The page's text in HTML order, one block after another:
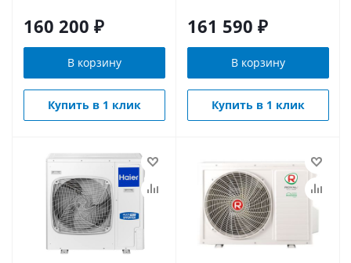
160 200 ₽
В корзину
Купить в 1 клик
161 590 ₽
В корзину
Купить в 1 клик